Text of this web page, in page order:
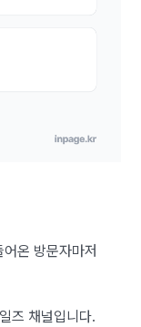
온 방문자마저
즈 채널입니다.